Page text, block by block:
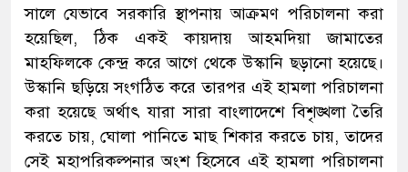
সালে যেভাবে সরকারি স্থাপনায় আক্রমণ পরিচালনা করা
হয়েছিল, ঠিক একই কায়দায় আহমদিয়া জামাতের
মাহফিলকে কেন্দ্র করে আগে থেকে উস্কানি ছড়ানো হয়েছে।
উস্কানি ছড়িয়ে সংগঠিত করে তারপর এই হামলা পরিচালনা
করা হয়েছে অর্থাৎ যারা সারা বাংলাদেশে বিশৃঙ্খলা তৈরি
করতে চায়, ঘোলা পানিতে মাছ শিকার করতে চায়, তাদের
সেই মহাপরিকল্পনার অংশ হিসেবে এই হামলা পরিচালনা